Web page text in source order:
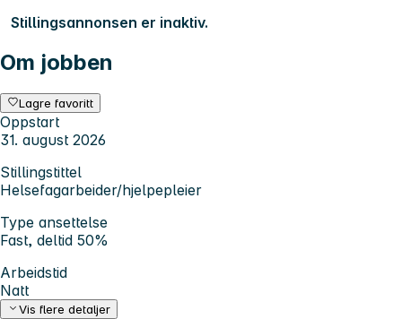
Stillingsannonsen er inaktiv.
Om jobben
Lagre favoritt
Oppstart
31. august 2026
Stillingstittel
Helsefagarbeider/hjelpepleier
Type ansettelse
Fast, deltid 50%
Arbeidstid
Natt
Vis flere detaljer